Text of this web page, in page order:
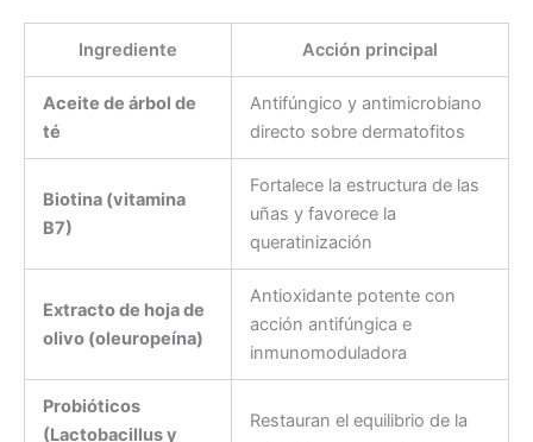
Ingrediente Acción principal
Aceite de árbol de
té
Antifúngico y antimicrobiano
directo sobre dermatofitos
Biotina (vitamina
B7)
Fortalece la estructura de las
uñas y favorece la
queratinización
Extracto de hoja de
olivo (oleuropeína)
Antioxidante potente con
acción antifúngica e
inmunomoduladora
Probióticos
(Lactobacillus y
Restauran el equilibrio de la